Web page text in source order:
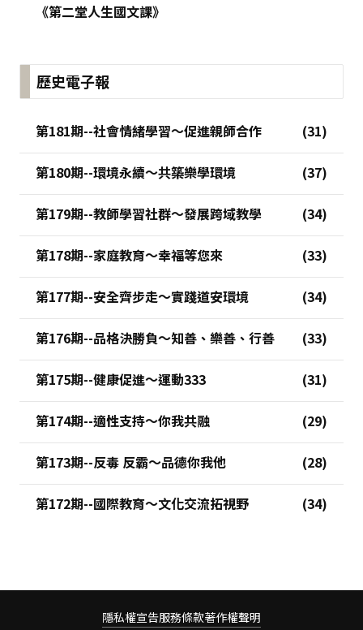
《第二堂人生國文課》
歷史電子報
第181期--社會情緒學習～促進親師合作
第180期--環境永續～共築樂學環境
第179期--教師學習社群～發展跨域教學
第178期--家庭教育～幸福等您來
第177期--安全齊步走～實踐道安環境
第176期--品格決勝負～知善、樂善、行善
第175期--健康促進～運動333
第174期--適性支持～你我共融
第173期--反毒 反霸～品德你我他
第172期--國際教育～文化交流拓視野
隱私權宣告服務條款著作權聲明